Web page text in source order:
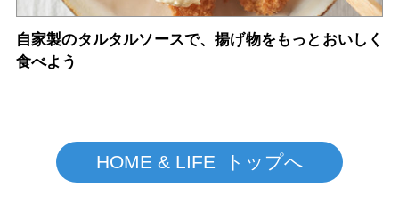
自家製のタルタルソースで、揚げ物をもっとおいしく
食べよう
HOME & LIFE トップへ